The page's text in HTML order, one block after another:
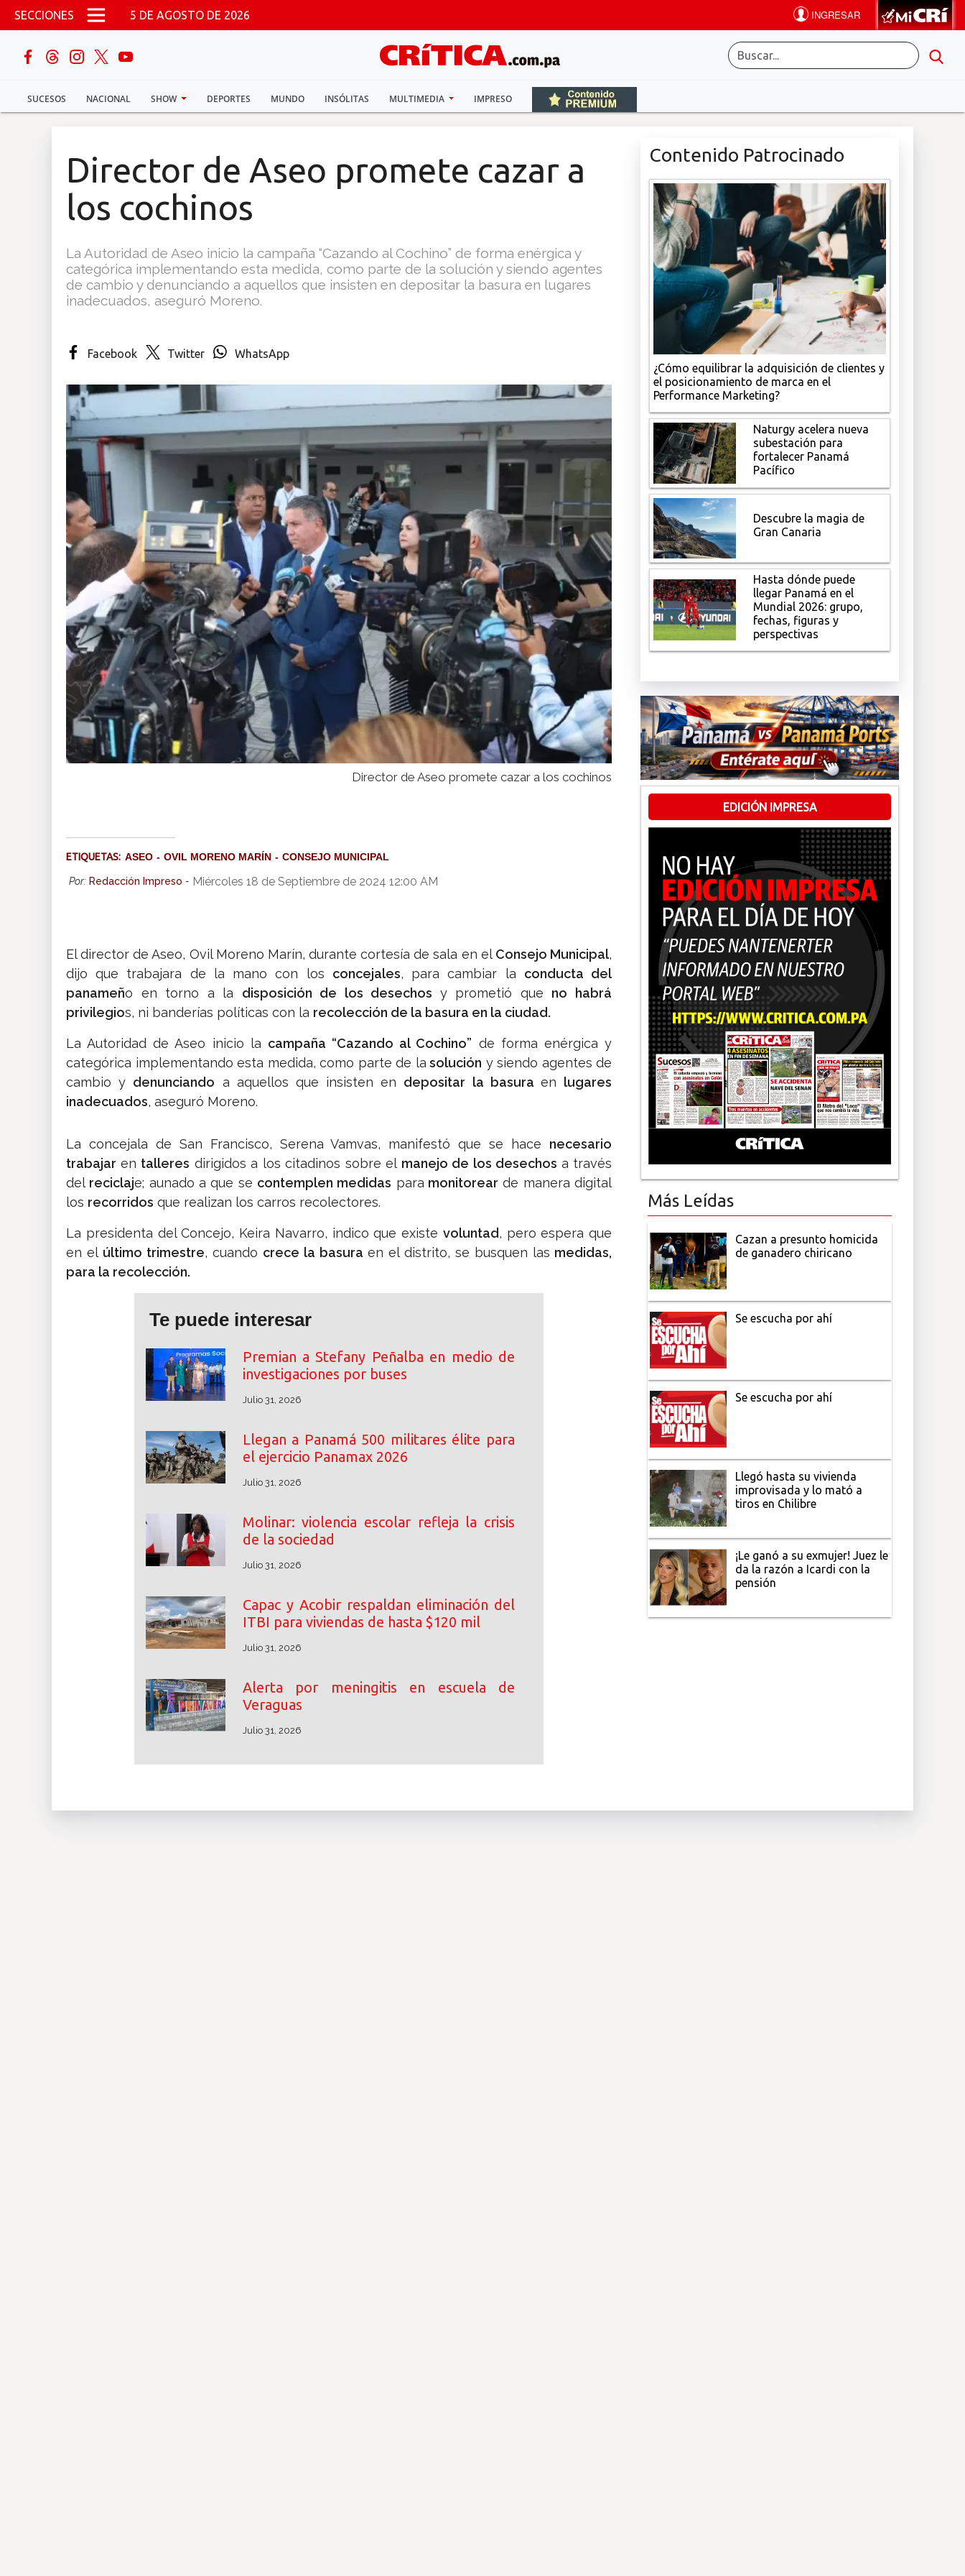
Pasar al contenido principal
SECCIONES 5 DE AGOSTO DE 2026
SUCESOS NACIONAL SHOW DEPORTES MUNDO INSÓLITAS MULTIMEDIA IMPRESO
buscar
Sucesos
Multimedia
Director de Aseo promete cazar a
los cochinos
La Autoridad de Aseo inicio la campaña “Cazando al Cochino” de forma enérgica y
categórica implementando esta medida, como parte de la solución y siendo agentes
de cambio y denunciando a aquellos que insisten en depositar la basura en lugares
inadecuados, aseguró Moreno.
Facebook Twitter WhatsApp
Director de Aseo promete cazar a los cochinos
ETIQUETAS: ASEO OVIL MORENO MARÍN CONSEJO MUNICIPAL
Por: Redacción Impreso - Miércoles 18 de Septiembre de 2024 12:00 AM
El director de Aseo, Ovil Moreno Marín, durante cortesía de sala en elConsejo Municipal,
dijo que trabajara de la mano con los concejales, para cambiar la conducta del
panameño en torno a la disposición de los desechos y prometió que no habrá
privilegios, ni banderías políticas con la recolección de la basura en la ciudad.
La Autoridad de Aseo inicio la campaña “Cazando al Cochino” de forma enérgica y
categórica implementando esta medida, como parte de la solución y siendo agentes de
cambio y denunciando a aquellos que insisten en depositar la basura en lugares
inadecuados, aseguró Moreno.
La concejala de San Francisco, Serena Vamvas, manifestó que se hace necesario
trabajar en talleres dirigidos a los citadinos sobre elmanejo de los desechos a través
delreciclaje; aunado a que se contemplen medidas para monitorear de manera digital
los recorridos que realizan los carros recolectores.
La presidenta del Concejo, Keira Navarro, indico que existe voluntad, pero espera que
en elúltimo trimestre, cuando crece la basura en el distrito, se busquen las medidas,
para la recolección.
Te puede interesar
Premian a Stefany Peñalba en medio de
investigaciones por buses
Julio 31, 2026
Llegan a Panamá 500 militares élite para
el ejercicio Panamax 2026
Julio 31, 2026
Molinar: violencia escolar refleja la crisis
de la sociedad
Julio 31, 2026
Capac y Acobir respaldan eliminación del
ITBI para viviendas de hasta $120 mil
Julio 31, 2026
Alerta por meningitis en escuela de
Veraguas
Julio 31, 2026
Contenido Patrocinado
¿Cómo equilibrar la adquisición de clientes y
el posicionamiento de marca en el
Performance Marketing?
Naturgy acelera nueva
subestación para
fortalecer Panamá
Pacífico
Descubre la magia de
Gran Canaria
Hasta dónde puede
llegar Panamá en el
Mundial 2026: grupo,
fechas, figuras y
perspectivas
EDICIÓN IMPRESA
Más Leídas
Cazan a presunto homicida
de ganadero chiricano
Se escucha por ahí
Se escucha por ahí
Llegó hasta su vivienda
improvisada y lo mató a
tiros en Chilibre
¡Le ganó a su exmujer! Juez le
da la razón a Icardi con la
pensión